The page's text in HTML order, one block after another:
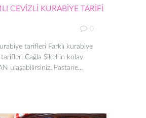
CEVİZLİ KURABİYE TARİFİ
0
tarifleri Farklı kurabiye
Çağla Şikel in kolay
ulaşabilirsiniz. Pastane...